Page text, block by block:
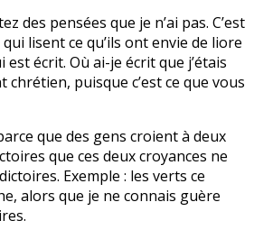
des pensées que je n’ai pas. C’est
lisent ce qu’ils ont envie de liore
est écrit. Où ai-je écrit que j’étais
chrétien, puisque c’est ce que vous
que des gens croient à deux
que ces deux croyances ne
Exemple : les verts ce
alors que je ne connais guère